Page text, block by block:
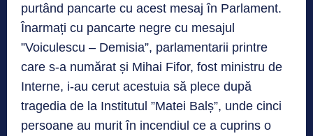
purtând pancarte cu acest mesaj în Parlament.
Înarmați cu pancarte negre cu mesajul
”Voiculescu – Demisia”, parlamentarii printre
care s-a numărat și Mihai Fifor, fost ministru de
Interne, i-au cerut acestuia să plece după
tragedia de la Institutul ”Matei Balș”, unde cinci
persoane au murit în incendiul ce a cuprins o